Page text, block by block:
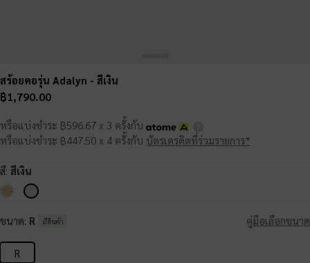
สร้อยคอรุ่น Adalyn - สีเงิน
฿1,790.00
หรือแบ่งชำระ ฿596.67 x 3 ครั้งกับ
หรือแบ่งชำระ ฿447.50 x 4 ครั้งกับ บัตรเครดิตที่ร่วมรายการ*
สี: สีเงิน
ขนาด: R มีสินค้า คู่มือเลือกขนาด
R